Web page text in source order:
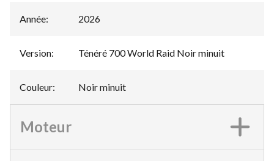
Année: 2026
Version: Ténéré 700 World Raid Noir minuit
Couleur: Noir minuit
Moteur